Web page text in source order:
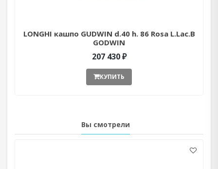
LONGHI кашпо GUDWIN d.40 h. 86 Rosa L.Lac.B
GODWIN
207 430 ₽
КУПИТЬ
Вы смотрели